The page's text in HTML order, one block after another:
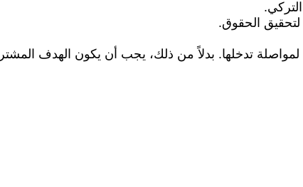
الحقوق.
تدخلها. بدلاً من ذلك، يجب أن يكون الهدف